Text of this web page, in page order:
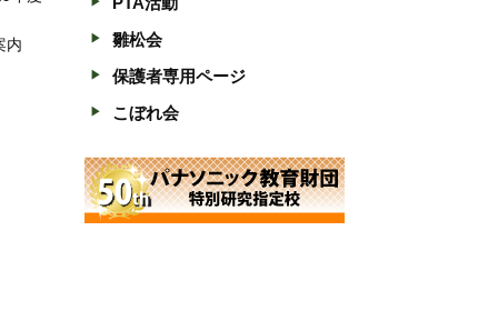
内
雛松会
保護者専用ページ
こぼれ会